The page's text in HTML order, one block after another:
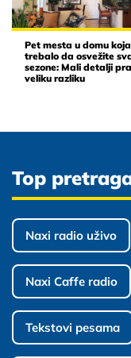
Pet mesta u domu
trebalo da osvežite
sezone: Mali detalji
veliku razliku
Top
Naxi radio uživo
Naxi Caffe radio
Tekstovi pesama